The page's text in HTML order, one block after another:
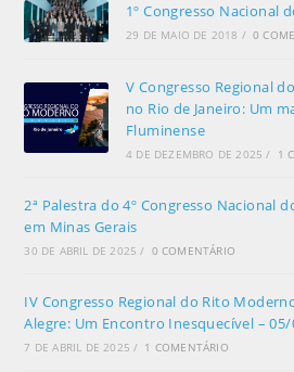
1º Congresso Nacional
29 DE MAIO DE 2018 / 0
V Congresso Regional
no Rio de Janeiro: Um
Fluminense
4 DE DEZEMBRO DE 2025 / 1
2ª Palestra do 4º Congresso Nacional
em Minas Gerais
30 DE ABRIL DE 2025 / 0 COMENTÁRIO
IV Congresso Regional do Rito
Alegre: Um Encontro Inesquecível –
7 DE ABRIL DE 2025 / 1 COMENTÁRIO